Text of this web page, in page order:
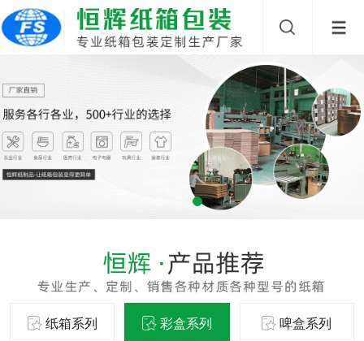
纸箱系列 彩盒系列 啤盒系列